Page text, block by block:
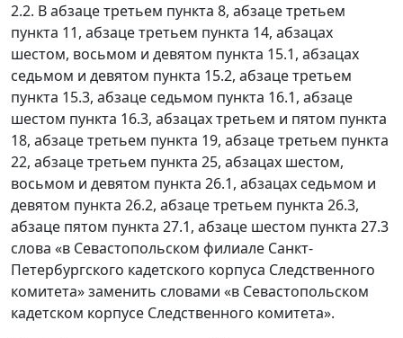
2.2. В абзаце третьем пункта 8, абзаце третьем
пункта 11, абзаце третьем пункта 14, абзацах
шестом, восьмом и девятом пункта 15.1, абзацах
седьмом и девятом пункта 15.2, абзаце третьем
пункта 15.3, абзаце седьмом пункта 16.1, абзаце
шестом пункта 16.3, абзацах третьем и пятом пункта
18, абзаце третьем пункта 19, абзаце третьем пункта
22, абзаце третьем пункта 25, абзацах шестом,
восьмом и девятом пункта 26.1, абзацах седьмом и
девятом пункта 26.2, абзаце третьем пункта 26.3,
абзаце пятом пункта 27.1, абзаце шестом пункта 27.3
слова «в Севастопольском филиале Санкт-
Петербургского кадетского корпуса Следственного
комитета» заменить словами «в Севастопольском
кадетском корпусе Следственного комитета».